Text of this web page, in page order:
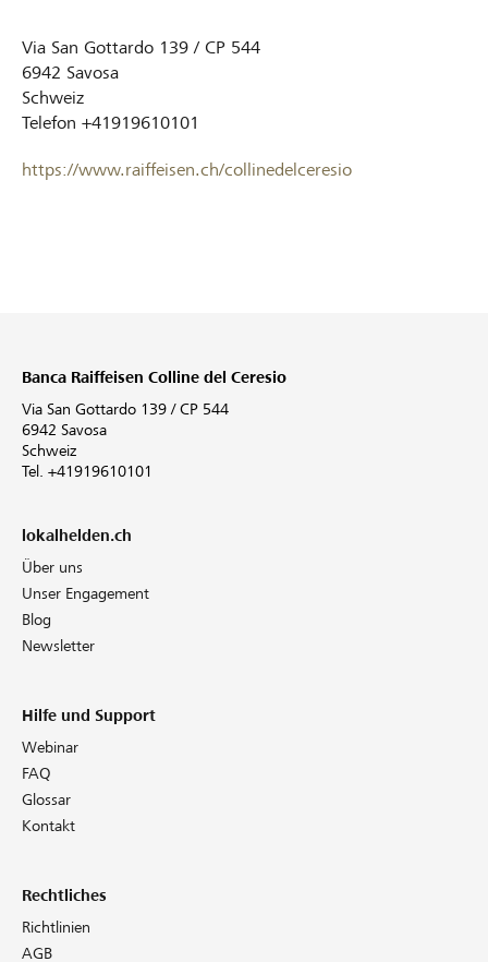
Via San Gottardo 139 / CP 544
6942 Savosa
Schweiz
Telefon +41919610101
https://www.raiffeisen.ch/collinedelceresio
Banca Raiffeisen Colline del Ceresio
Via San Gottardo 139 / CP 544
6942 Savosa
Schweiz
Tel. +41919610101
lokalhelden.ch
Über uns
Unser Engagement
Blog
Newsletter
Hilfe und Support
Webinar
FAQ
Glossar
Kontakt
Rechtliches
Richtlinien
AGB